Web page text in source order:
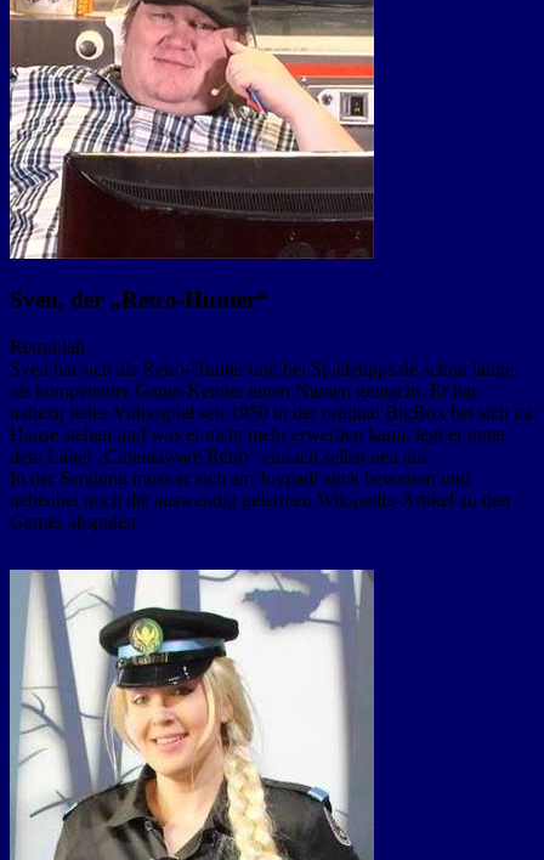
Sven, der „Retro-Hunter“
Retroblah
Sven hat sich als Retro-Hunter und bei Spieletipps.de schon lange
als kompetenter Game-Kenner einen Namen gemacht. Er hat
nahezu jedes Videospiel seit 1950 in der original BigBox bei sich zu
Hause stehen und was er nicht mehr erwerben kann, legt er unter
dem Label „Cinemaware Retro“ einfach selbst neu auf.
In der Sendung muss er sich am Joypad/-stick beweisen und
nebenbei noch die auswendig gelernten Wikipedia-Artikel zu den
Games abspulen.